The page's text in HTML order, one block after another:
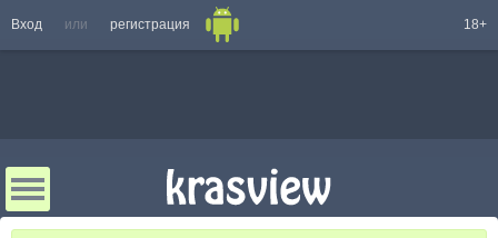
Вход или регистрация 18+